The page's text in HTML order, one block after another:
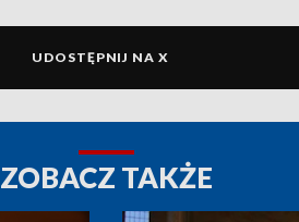
UDOSTĘPNIJ NA X
ZOBACZ TAKŻE